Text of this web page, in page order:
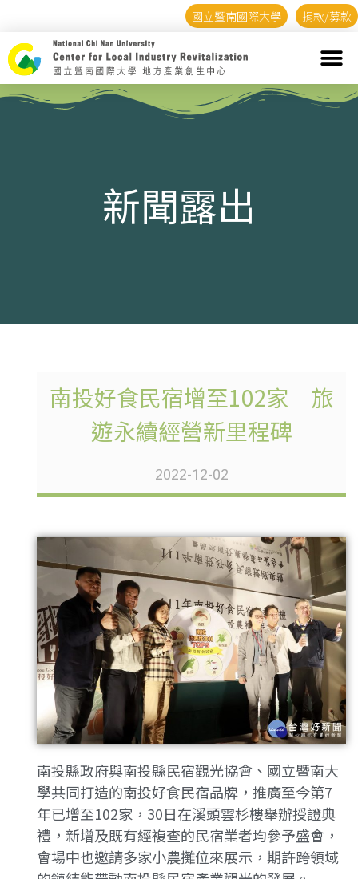
國立暨南國際大學 捐款/募款
新聞露出
南投好食民宿增至102家 旅
遊永續經營新里程碑
2022-12-02
南投縣政府與南投縣民宿觀光協會、國立暨南大
學共同打造的南投好食民宿品牌，推廣至今第7
年已增至102家，30日在溪頭雲杉樓舉辦授證典
禮，新增及既有經複查的民宿業者均參予盛會，
會場中也邀請多家小農攤位來展示，期許跨領域